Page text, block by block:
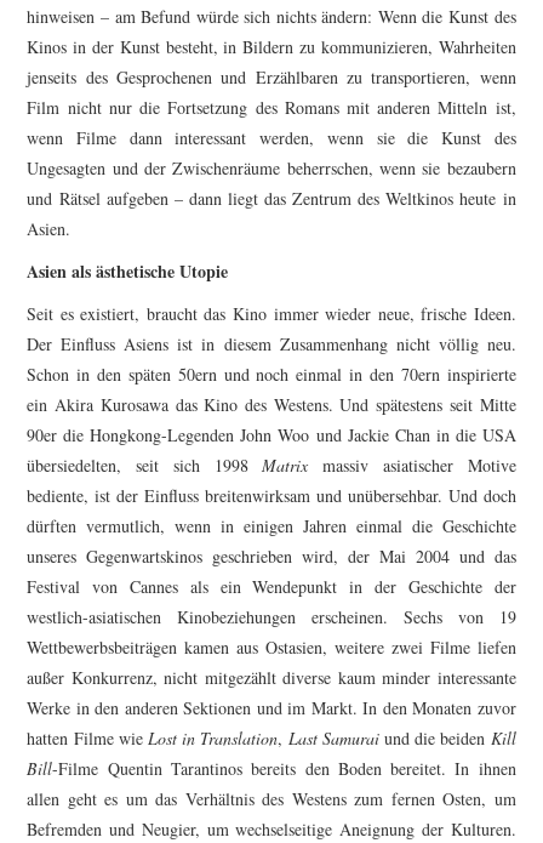
hinweisen – am Befund würde sich nichts ändern: Wenn die Kunst des
Kinos in der Kunst besteht, in Bildern zu kommunizieren, Wahrheiten
jenseits des Gesprochenen und Erzählbaren zu transportieren, wenn
Film nicht nur die Fortsetzung des Romans mit anderen Mitteln ist,
wenn Filme dann interessant werden, wenn sie die Kunst des
Ungesagten und der Zwischenräume beherrschen, wenn sie bezaubern
und Rätsel aufgeben – dann liegt das Zentrum des Weltkinos heute in
Asien.
Asien als ästhetische Utopie
Seit es existiert, braucht das Kino immer wieder neue, frische Ideen.
Der Einfluss Asiens ist in diesem Zusammenhang nicht völlig neu.
Schon in den späten 50ern und noch einmal in den 70ern inspirierte
ein Akira Kurosawa das Kino des Westens. Und spätestens seit Mitte
90er die Hongkong-Legenden John Woo und Jackie Chan in die USA
übersiedelten, seit sich 1998Matrix massiv asiatischer Motive
bediente, ist der Einfluss breitenwirksam und unübersehbar. Und doch
dürften vermutlich, wenn in einigen Jahren einmal die Geschichte
unseres Gegenwartskinos geschrieben wird, der Mai 2004 und das
Festival von Cannes als ein Wendepunkt in der Geschichte der
westlich-asiatischen Kinobeziehungen erscheinen. Sechs von 19
Wettbewerbsbeiträgen kamen aus Ostasien, weitere zwei Filme liefen
außer Konkurrenz, nicht mitgezählt diverse kaum minder interessante
Werke in den anderen Sektionen und im Markt. In den Monaten zuvor
hatten Filme wieLost in Translation, Last Samuraiund die beiden Kill
Bill-Filme Quentin Tarantinos bereits den Boden bereitet. In ihnen
allen geht es um das Verhältnis des Westens zum fernen Osten, um
Befremden und Neugier, um wechselseitige Aneignung der Kulturen.